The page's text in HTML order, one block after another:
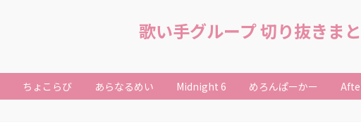
歌い手グループ 切り抜きま
ちょこらび あらなるめい Midnight 6 めろんぱーかー